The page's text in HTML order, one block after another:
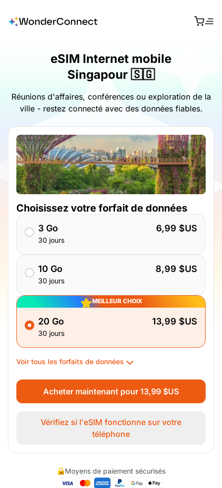
eSIM Internet mobile
Singapour 🇸🇬
Réunions d'affaires, conférences ou exploration de la
ville - restez connecté avec des données fiables.
Choisissez votre forfait de données
3 Go
30 jours
6,99 $US
10 Go
30 jours
8,99 $US
MEILLEUR CHOIX
20 Go
30 jours
13,99 $US
Voir tous les forfaits de données
Acheter maintenant pour 13,99 $US
Vérifiez si l'eSIM fonctionne sur votre
téléphone
Moyens de paiement sécurisés